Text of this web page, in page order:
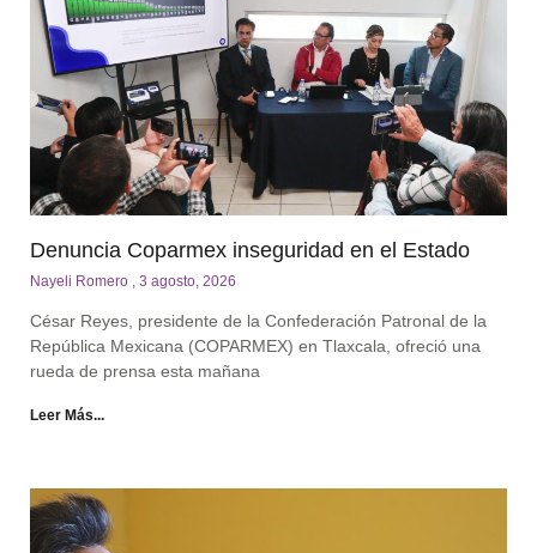
Denuncia Coparmex inseguridad en el Estado
Nayeli Romero 3 agosto, 2026
César Reyes, presidente de la Confederación Patronal de la
República Mexicana (COPARMEX) en Tlaxcala, ofreció una
rueda de prensa esta mañana
Leer Más...